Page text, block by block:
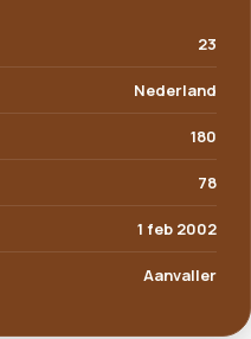
23
Nederland
180
78
1 feb 2002
Aanvaller